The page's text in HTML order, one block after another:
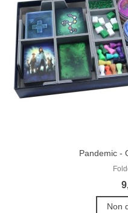
Pandemic -
Non